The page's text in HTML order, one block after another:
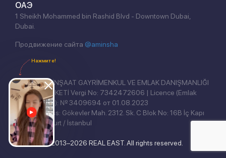
ОАЭ
1 Sheikh Mohammed bin Rashid Blvd - Downtown Dubai,
Dubai.
Продвижение сайта @aminsha
REAL EAST İNŞAAT GAYRİMENKUL VE EMLAK DANIŞMANLIĞI
ANONİM ŞİRKETİ Vergi No: 7342472606 | Licence (Emlak
Yetki Belgesi): № 3409694 от 01.08.2023
Legal address: Gökevler Mah. 2312. Sk. C Blok No: 16B İç Kapı
No: 3, Esenyurt / İstanbul
© 2013–2026 REAL EAST. All rights reserved.
Нажмите!